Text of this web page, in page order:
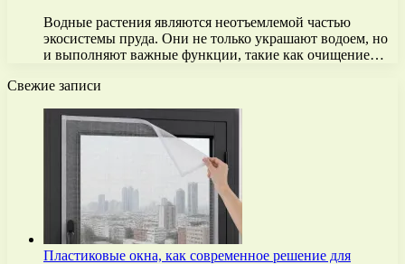
Водные растения являются неотъемлемой частью
экосистемы пруда. Они не только украшают водоем, но
и выполняют важные функции, такие как очищение…
Свежие записи
Пластиковые окна, как современное решение для